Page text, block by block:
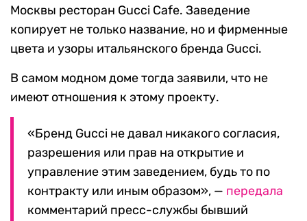
Москвы ресторан Gucci Cafe. Заведение
копирует не только название, но и фирменные
цвета и узоры итальянского бренда Gucci.
В самом модном доме тогда заявили, что не
имеют отношения к этому проекту.
«Бренд Gucci не давал никакого согласия,
разрешения или прав на открытие и
управление этим заведением, будь то по
контракту или иным образом», — передала
комментарий пресс-службы бывший